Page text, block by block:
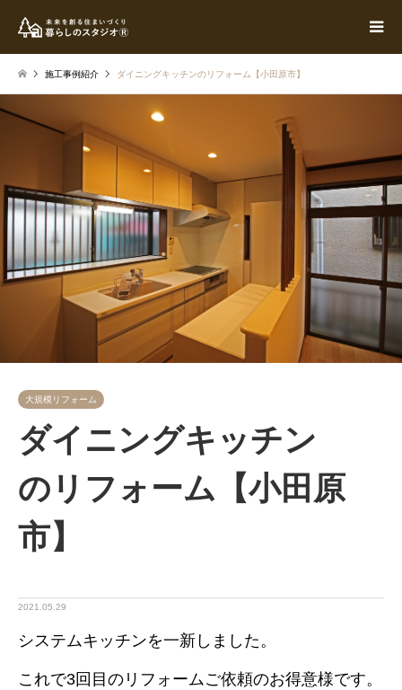
施工事例紹介 ダイニングキッチンのリフォーム【小田原市】
大規模リフォーム
ダイニングキッチン
のリフォーム【小田原
市】
2021.05.29
システムキッチンを一新しました。
これで3回目のリフォームご依頼のお得意様です。